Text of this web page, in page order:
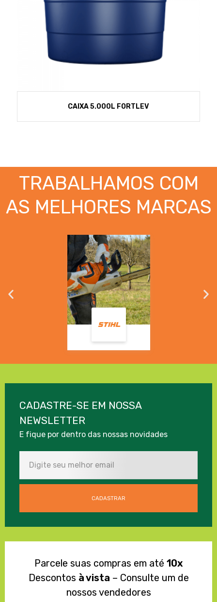
CAIXA 5.000L FORTLEV
TRABALHAMOS COM
AS MELHORES MARCAS
CADASTRE-SE EM NOSSA
NEWSLETTER
E fique por dentro das nossas novidades
Parcele suas compras em até 10x
Descontos à vista – Consulte um de
nossos vendedores